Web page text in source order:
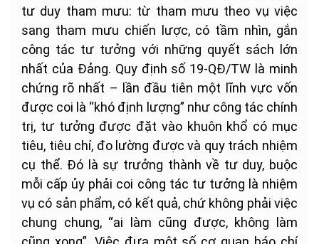
tư duy tham mưu: từ tham mưu theo vụ việc
sang tham mưu chiến lược, có tầm nhìn, gắn
công tác tư tưởng với những quyết sách lớn
nhất của Đảng. Quy định số 19-QĐ/TW là minh
chứng rõ nhất – lần đầu tiên một lĩnh vực vốn
được coi là “khó định lượng” như công tác chính
trị, tư tưởng được đặt vào khuôn khổ có mục
tiêu, tiêu chí, đo lường được và quy trách nhiệm
cụ thể. Đó là sự trưởng thành về tư duy, buộc
mỗi cấp ủy phải coi công tác tư tưởng là nhiệm
vụ có sản phẩm, có kết quả, chứ không phải việc
chung chung, “ai làm cũng được, không làm